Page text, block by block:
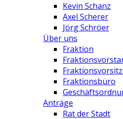
Kevin Schanz
Axel Scherer
Jörg Schröer
Über uns
Fraktion
Fraktionsbüro
Anträge
Rat der Stadt